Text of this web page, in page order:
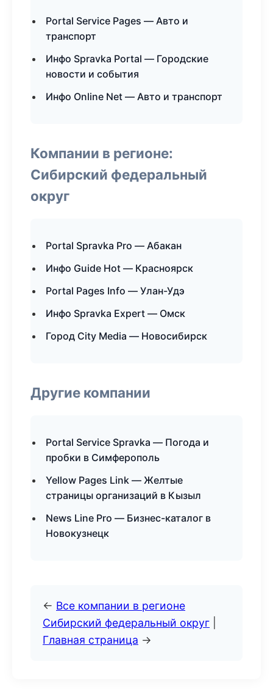
Portal Service Pages — Авто и
транспорт
Инфо Spravka Portal — Городские
новости и события
Инфо Online Net — Авто и транспорт
Компании в регионе:
Сибирский федеральный
округ
Portal Spravka Pro — Абакан
Инфо Guide Hot — Красноярск
Portal Pages Info — Улан-Удэ
Инфо Spravka Expert — Омск
Город City Media — Новосибирск
Другие компании
Portal Service Spravka — Погода и
пробки в Симферополь
Yellow Pages Link — Желтые
страницы организаций в Кызыл
News Line Pro — Бизнес-каталог в
Новокузнецк
← Все компании в регионе
Сибирский федеральный округ
Главная страница →